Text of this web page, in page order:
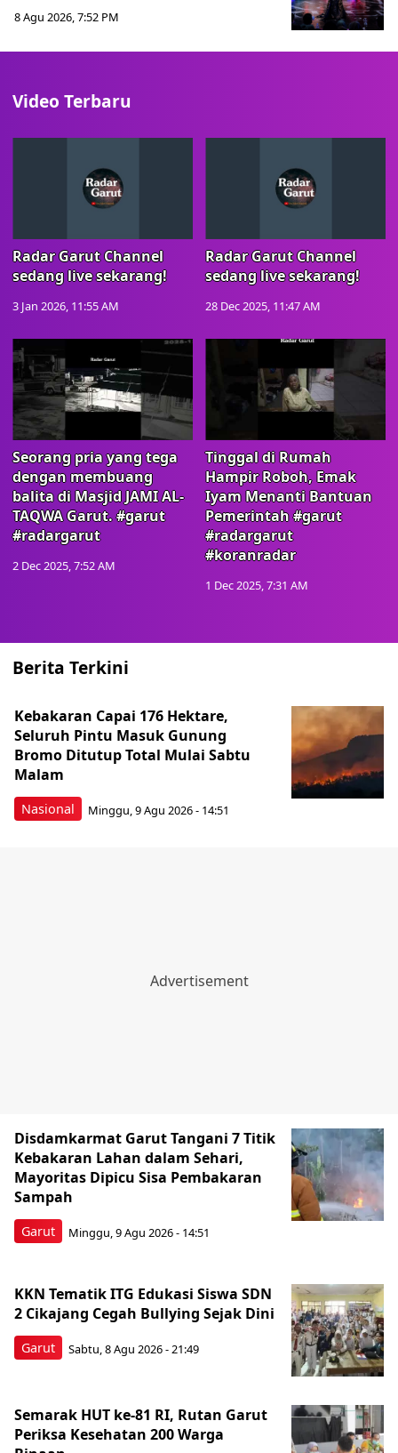
8 Agu 2026, 7:52 PM
Video Terbaru
Radar Garut Channel
sedang live sekarang!
3 Jan 2026, 11:55 AM
Radar Garut Channel
sedang live sekarang!
28 Dec 2025, 11:47 AM
Seorang pria yang tega
dengan membuang
balita di Masjid JAMI AL-
TAQWA Garut. #garut
#radargarut
2 Dec 2025, 7:52 AM
Tinggal di Rumah
Hampir Roboh, Emak
Iyam Menanti Bantuan
Pemerintah #garut
#radargarut
#koranradar
1 Dec 2025, 7:31 AM
Berita Terkini
Nasional
Kebakaran Capai 176 Hektare,
Seluruh Pintu Masuk Gunung
Bromo Ditutup Total Mulai Sabtu
Malam
Minggu, 9 Agu 2026 - 14:51
Garut
Disdamkarmat Garut Tangani 7 Titik
Kebakaran Lahan dalam Sehari,
Mayoritas Dipicu Sisa Pembakaran
Sampah
Minggu, 9 Agu 2026 - 14:51
Garut
KKN Tematik ITG Edukasi Siswa SDN
2 Cikajang Cegah Bullying Sejak Dini
Sabtu, 8 Agu 2026 - 21:49
Semarak HUT ke-81 RI, Rutan Garut
Periksa Kesehatan 200 Warga